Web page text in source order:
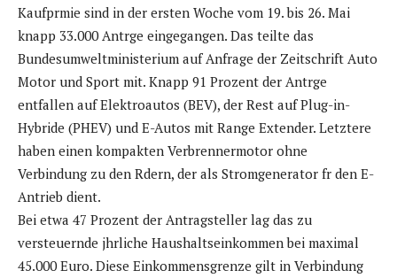
Kaufprmie sind in der ersten Woche vom 19. bis 26. Mai
knapp 33.000 Antrge eingegangen. Das teilte das
Bundesumweltministerium auf Anfrage der Zeitschrift Auto
Motor und Sport mit. Knapp 91 Prozent der Antrge
entfallen auf Elektroautos (BEV), der Rest auf Plug-in-
Hybride (PHEV) und E-Autos mit Range Extender. Letztere
haben einen kompakten Verbrennermotor ohne
Verbindung zu den Rdern, der als Stromgenerator fr den E-
Antrieb dient.
Bei etwa 47 Prozent der Antragsteller lag das zu
versteuernde jhrliche Haushaltseinkommen bei maximal
45.000 Euro. Diese Einkommensgrenze gilt in Verbindung